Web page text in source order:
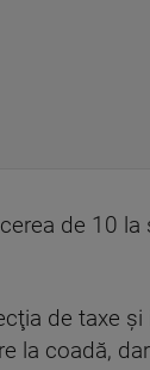
de 10
de taxe
la coadă,